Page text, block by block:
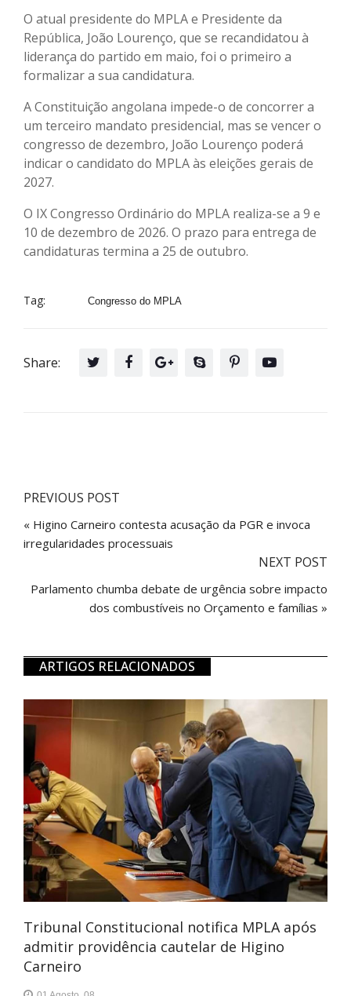
O atual presidente do MPLA e Presidente da
República, João Lourenço, que se recandidatou à
liderança do partido em maio, foi o primeiro a
formalizar a sua candidatura.
A Constituição angolana impede-o de concorrer a
um terceiro mandato presidencial, mas se vencer o
congresso de dezembro, João Lourenço poderá
indicar o candidato do MPLA às eleições gerais de
2027.
O IX Congresso Ordinário do MPLA realiza-se a 9 e
10 de dezembro de 2026. O prazo para entrega de
candidaturas termina a 25 de outubro.
Tag: Congresso do MPLA
Share:
PREVIOUS POST
« Higino Carneiro contesta acusação da PGR e invoca
irregularidades processuais
NEXT POST
Parlamento chumba debate de urgência sobre impacto
dos combustíveis no Orçamento e famílias »
ARTIGOS RELACIONADOS
Tribunal Constitucional notifica MPLA após
admitir providência cautelar de Higino
Carneiro